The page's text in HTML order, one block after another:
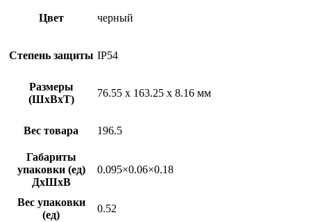
Цвет черный
Степень защиты IP54
Размеры
(ШхВхТ)
76.55 х 163.25 х 8.16 мм
Вес товара 196.5
Габариты
упаковки (ед)
ДхШхВ
0.095×0.06×0.18
Вес упаковки
(ед)
0.52